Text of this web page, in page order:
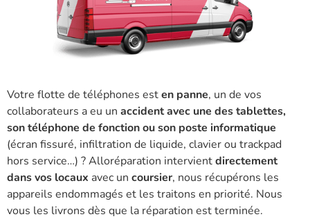
Votre flotte de téléphones esten panne, un de vos
collaborateurs a eu un accident avec une des tablettes,
son téléphone de fonction ou son poste informatique
(écran fissuré, infiltration de liquide, clavier ou trackpad
hors service…) ? Alloréparation intervientdirectement
dans vos locaux avec un coursier, nous récupérons les
appareils endommagés et les traitons en priorité. Nous
vous les livrons dès que la réparation est terminée.